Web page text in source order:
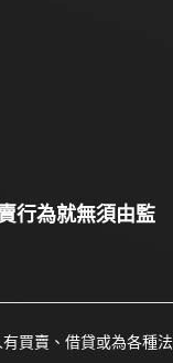
行為就無須由監
買賣、借貸或為各種法